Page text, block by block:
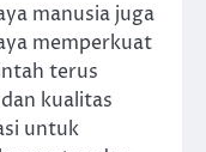
manusia juga
memperkuat
terus
kualitas
untuk